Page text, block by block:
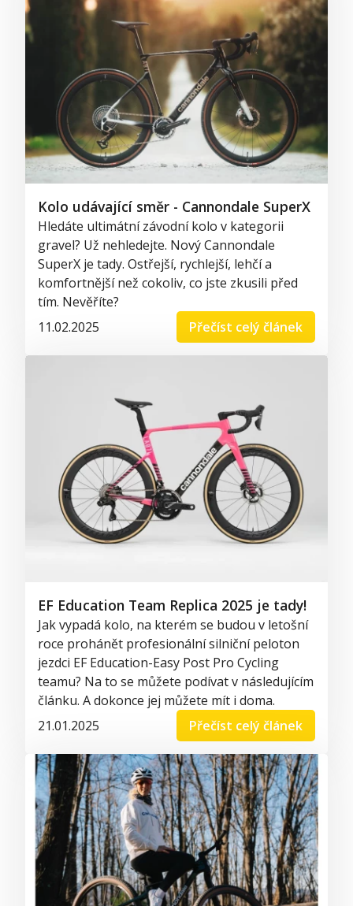
Kolo udávající směr - Cannondale SuperX
Hledáte ultimátní závodní kolo v kategorii
gravel? Už nehledejte. Nový Cannondale
SuperX je tady. Ostřejší, rychlejší, lehčí a
komfortnější než cokoliv, co jste zkusili před
tím. Nevěříte?
11.02.2025
Přečíst celý článek
EF Education Team Replica 2025 je tady!
Jak vypadá kolo, na kterém se budou v letošní
roce prohánět profesionální silniční peloton
jezdci EF Education-Easy Post Pro Cycling
teamu? Na to se můžete podívat v následujícím
článku. A dokonce jej můžete mít i doma.
21.01.2025
Přečíst celý článek